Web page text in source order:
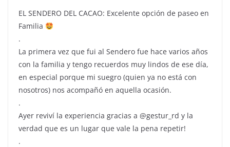
EL SENDERO DEL CACAO: Excelente opción de paseo en
Familia
.
La primera vez que fui al Sendero fue hace varios años
con la familia y tengo recuerdos muy lindos de ese día,
en especial porque mi suegro (quien ya no está con
nosotros) nos acompañó en aquella ocasión.
.
Ayer reviví la experiencia gracias a @gestur_rd y la
verdad que es un lugar que vale la pena repetir!
.